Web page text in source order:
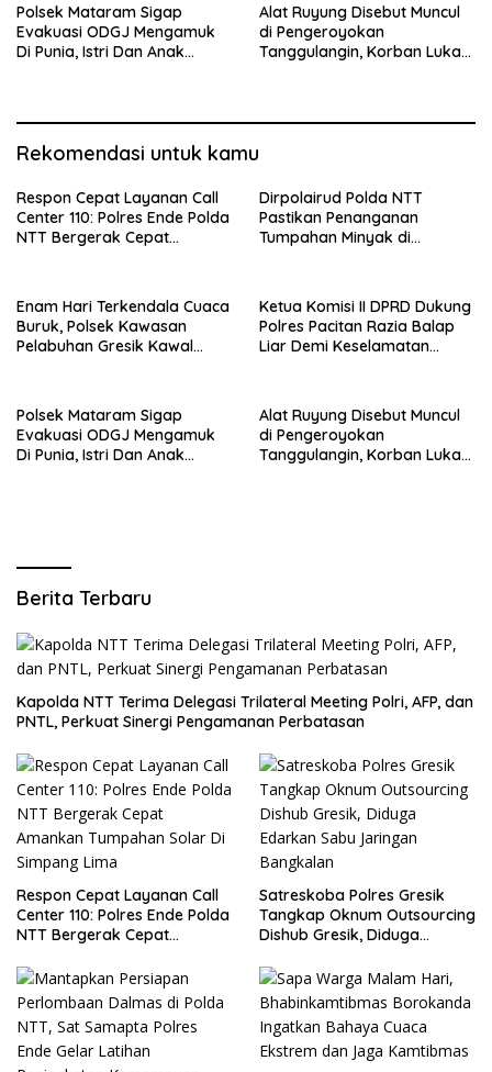
Polsek Mataram Sigap
Evakuasi ODGJ Mengamuk
Di Punia, Istri Dan Anak
Alat Ruyung Disebut Muncul
di Pengeroyokan
Tanggulangin, Korban Luka
Rekomendasi untuk kamu
Respon Cepat Layanan Call
Center 110: Polres Ende Polda
NTT Bergerak Cepat
Dirpolairud Polda NTT
Pastikan Penanganan
Tumpahan Minyak di
Bersama Instansi Terkait
Enam Hari Terkendala Cuaca
Buruk, Polsek Kawasan
Pelabuhan Gresik Kawal
Ketua Komisi II DPRD Dukung
Polres Pacitan Razia Balap
Liar Demi Keselamatan
Polsek Mataram Sigap
Evakuasi ODGJ Mengamuk
Di Punia, Istri Dan Anak
Alat Ruyung Disebut Muncul
di Pengeroyokan
Tanggulangin, Korban Luka
Berita Terbaru
Kapolda NTT Terima Delegasi Trilateral Meeting Polri, AFP, dan
PNTL, Perkuat Sinergi Pengamanan Perbatasan
Respon Cepat Layanan Call
Center 110: Polres Ende Polda
NTT Bergerak Cepat
Simpang Lima
Satreskoba Polres Gresik
Tangkap Oknum Outsourcing
Dishub Gresik, Diduga
Bangkalan